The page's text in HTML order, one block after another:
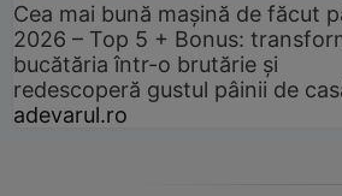
Cea mai bună mașină de făcut
2026 – Top 5 + Bonus:
bucătăria într-o brutărie și
redescoperă gustul pâinii de
adevarul.ro